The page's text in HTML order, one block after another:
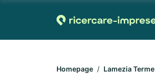
Homepage Lamezia Terme